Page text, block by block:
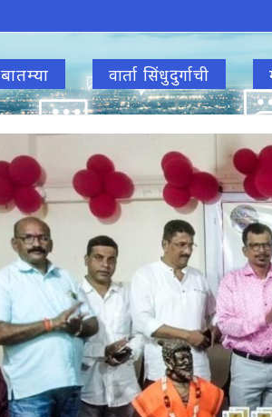
बातम्या वार्ता सिंधुदुर्गाची